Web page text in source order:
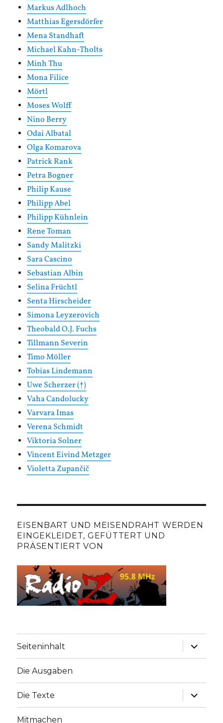
Markus Adlhoch
Matthias Egersdörfer
Mena Standhaft
Michael Kahn-Tholts
Minh Thu
Mona Filice
Mörtl
Moses Wolff
Nino Berry
Odai Albatal
Olga Komarova
Patrick Rank
Petra Bogner
Philip Kause
Philipp Abel
Philipp Kühnlein
Rene Toman
Sandy Malitzki
Sara Cascino
Sebastian Albin
Selina Früchtl
Senta Hirscheider
Simona Leyzerovich
Theobald O.J. Fuchs
Tillmann Severin
Timo Möller
Tobias Lindemann
Uwe Scherzer (†)
Vaha Candolucky
Varvara Imas
Verena Schmidt
Viktoria Solner
Vincent Eivind Metzger
Violetta Zupančič
EISENBART UND MEISENDRAHT WERDEN
EINGEKLEIDET, GEFÜTTERT UND
PRÄSENTIERT VON
Seiteninhalt
Die Ausgaben
Die Texte
Mitmachen